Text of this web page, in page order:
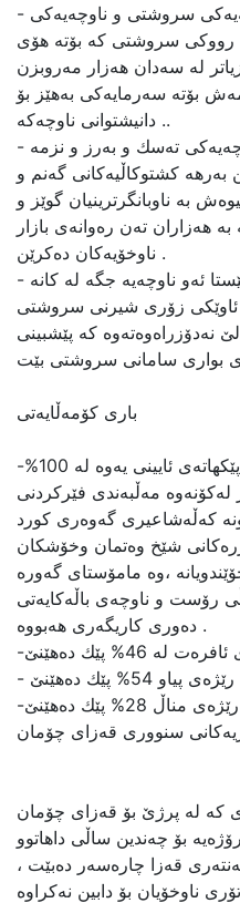
- لە رووی رووەكەیە ناوچەیەكی سروشتی و ناوچەیەكی
رووكی سروشتی كە بۆتە هۆی
لە سەدان هەزار مەروبزن
بۆتە سەرمایەكی بەهێز بۆ
دانیشتوانی ناوچەكە ..
- لە رووی كشتوكاڵیەوە ناوچەیەكی تەسك و بەرز و نزمە
بەرهە كشتوكاڵیەكانی گەنم و
بە ناوبانگرترینیان گوێز و
هەزاران تەن رەوانەی بازار
ناوخۆیەكان دەكرێن .
- لە رووی سامانی سروشتی تا ئێستا ئەو ناوچەیە جگە لە كانە
ئاوێكی زۆری شیرنی سروشتی
نەدۆزراەوەتەوە كە پێشبینی
باری كۆمەڵایەتی
-ناوچەی باڵەكایەتی لە رووی پێكهاتەی ئایینی یەوە لە 100%
لەكۆنەوە مەڵبەندی فێركردنی
كەڵەشاعیری گەوەری كورد
شێخ وەتمان وخۆشكان
،وە مامۆستای گەورە
رۆست و ناوچەی باڵەكایەتی
دەوری كاریگەری هەبووە .
سنووری قه‌زای چۆمان
كە لە پرژێ‌ بۆ قەزای چۆمان
بۆ چەندین ساڵی داهاتوو
قەزا چارەسەر دەبێت ،
ناوخۆیان بۆ دابین نەكراوە